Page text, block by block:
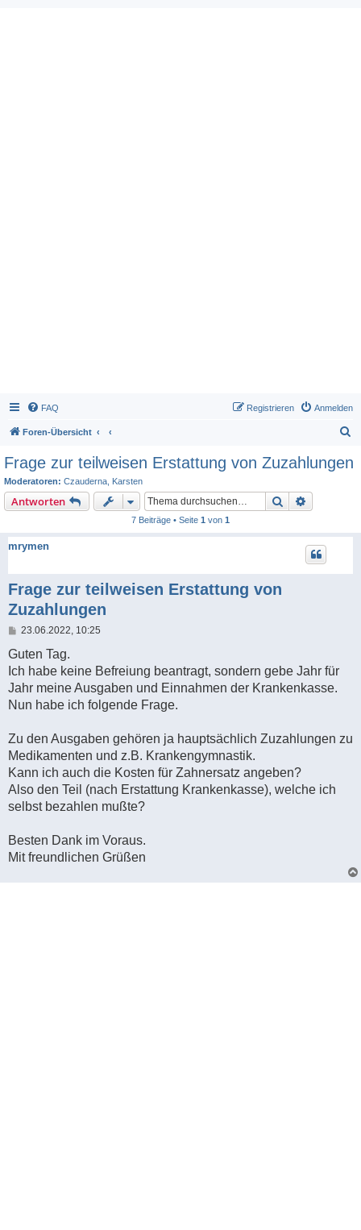
FAQ Anmelden
Registrieren
Foren-Übersicht
c
Frage zur teilweisen Erstattung von Zuzahlungen
Moderatoren: Czauderna Karsten
Antworten Suche
7 Beiträge • Seite 1 von 1
mrymen
Frage zur teilweisen Erstattung von
Zuzahlungen
B
i
r
a
23.06.2022, 10:25
Guten Tag.
Ich habe keine Befreiung beantragt, sondern gebe Jahr für
Jahr meine Ausgaben und Einnahmen der Krankenkasse.
Nun habe ich folgende Frage.
Zu den Ausgaben gehören ja hauptsächlich Zuzahlungen zu
Medikamenten und z.B. Krankengymnastik.
Kann ich auch die Kosten für Zahnersatz angeben?
Also den Teil (nach Erstattung Krankenkasse), welche ich
selbst bezahlen mußte?
Besten Dank im Voraus.
Mit freundlichen Grüßen